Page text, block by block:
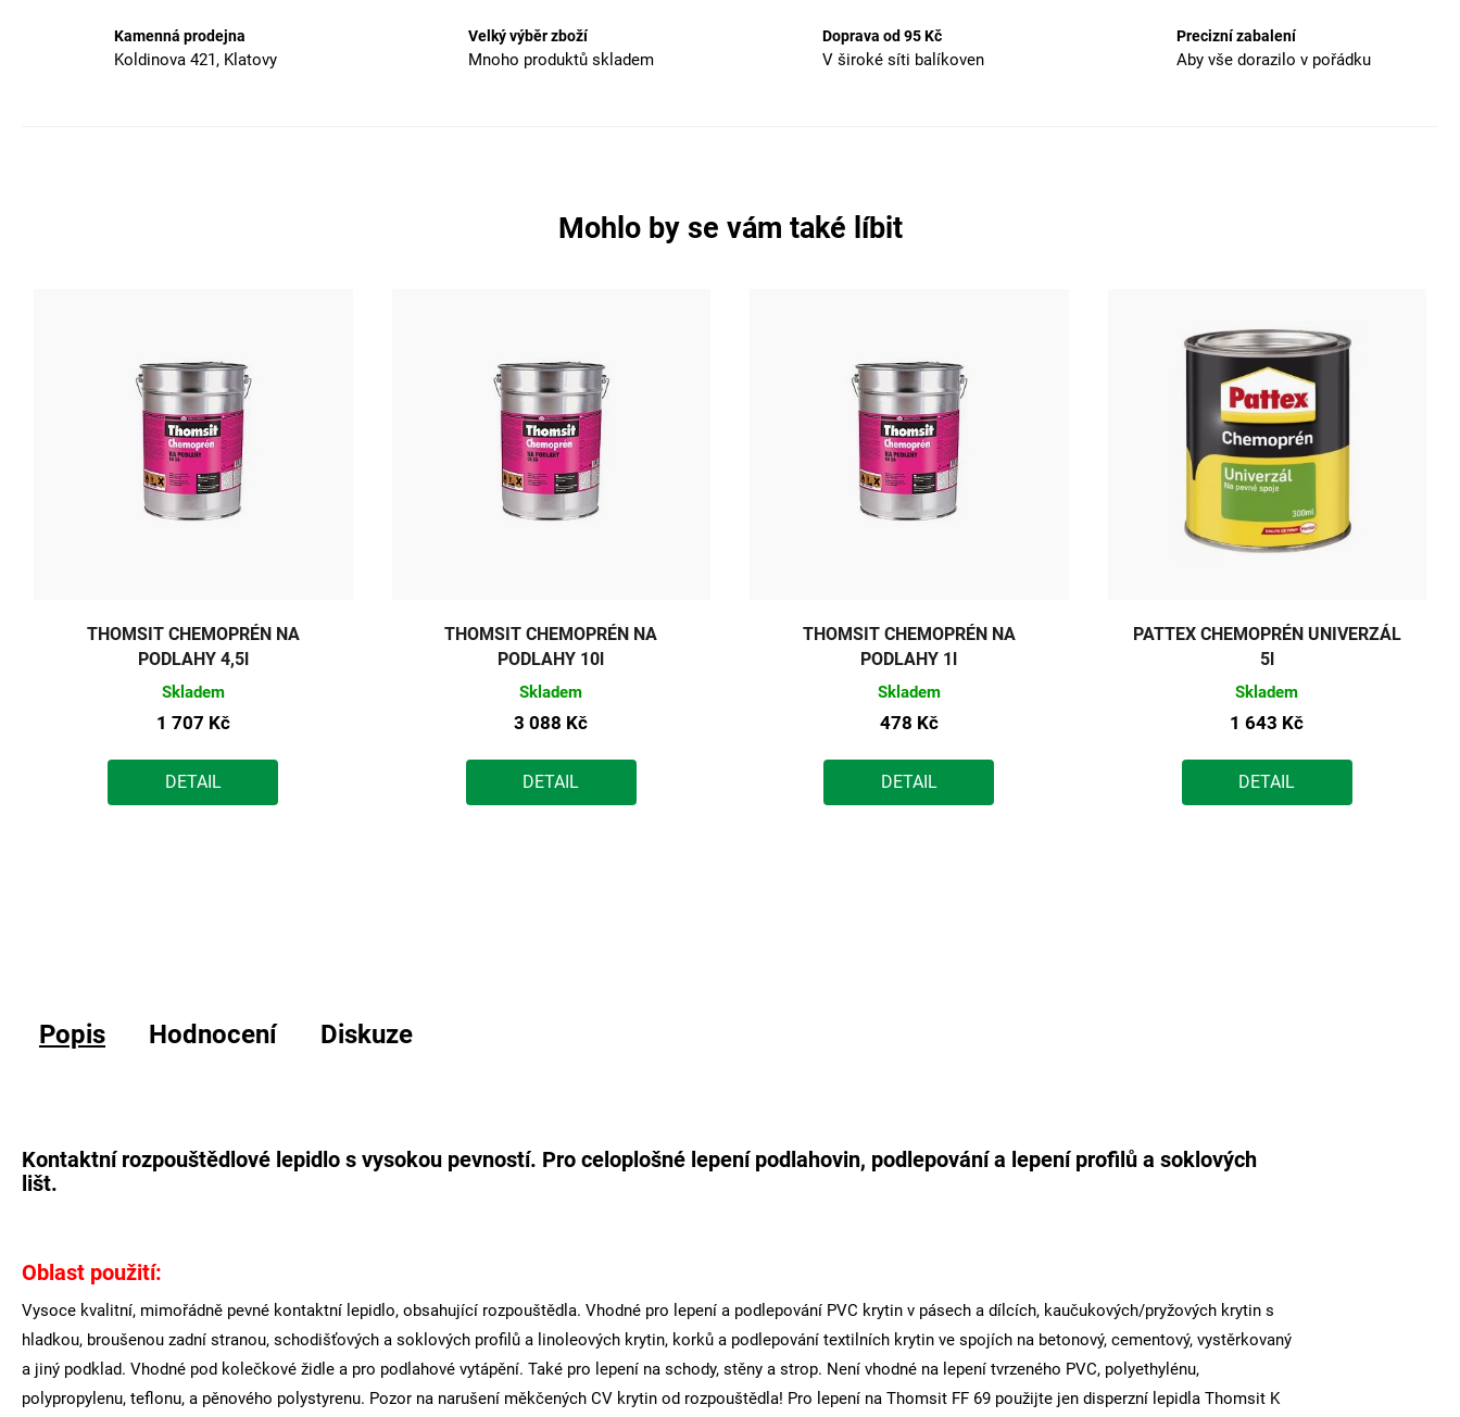
Kamenná prodejna
Koldinova 421, Klatovy
Velký výběr zboží
Mnoho produktů skladem
Doprava od 95 Kč
V široké síti balíkoven
Precizní zabalení
Aby vše dorazilo v pořádku
Mohlo by se vám také líbit
THOMSIT CHEMOPRÉN NA
PODLAHY 4,5l
Skladem
1 707 Kč
DETAIL
THOMSIT CHEMOPRÉN NA
PODLAHY 10l
Skladem
3 088 Kč
DETAIL
THOMSIT CHEMOPRÉN NA
PODLAHY 1l
Skladem
478 Kč
DETAIL
PATTEX CHEMOPRÉN UNIVERZÁL
5l
Skladem
1 643 Kč
DETAIL
Popis Hodnocení Diskuze
Kontaktní rozpouštědlové lepidlo s vysokou pevností. Pro celoplošné lepení podlahovin, podlepování a lepení profilů a soklových
lišt.
Oblast použití:
Vysoce kvalitní, mimořádně pevné kontaktní lepidlo, obsahující rozpouštědla. Vhodné pro lepení a podlepování PVC krytin v pásech a dílcích, kaučukových/pryžových krytin s
hladkou, broušenou zadní stranou, schodišťových a soklových profilů a linoleových krytin, korků a podlepování textilních krytin ve spojích na betonový, cementový, vystěrkovaný
a jiný podklad. Vhodné pod kolečkové židle a pro podlahové vytápění. Také pro lepení na schody, stěny a strop. Není vhodné na lepení tvrzeného PVC, polyethylénu,
polypropylenu, teflonu, a pěnového polystyrenu. Pozor na narušení měkčených CV krytin od rozpouštědla! Pro lepení na Thomsit FF 69 použijte jen disperzní lepidla Thomsit K